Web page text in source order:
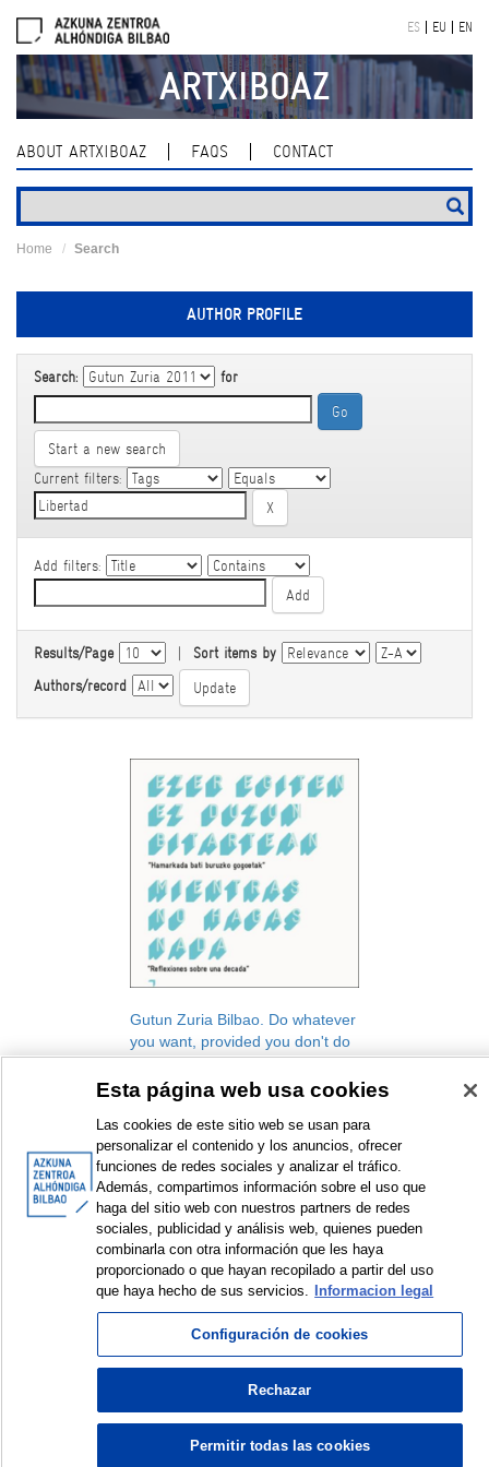
navigation
ES EU EN
ARTXIBOAZ
ABOUT ARTXIBOAZ FAQS CONTACT
Home Search
AUTHOR PROFILE
Search: for
Start a new search
Current filters:
Add filters:
Results/Page | Sort items by
Authors/record
Gutun Zuria Bilbao. Do whatever
you want, provided you don't do
anything. Reflections on a
decade
Literature Festival
Festival
2011
< Items sorted by: 1 to 1 of 1 >
© Azkuna Zentroa - Alhóndiga Bilbao
Esta página web usa cookies
Las cookies de este sitio web se usan para
personalizar el contenido y los anuncios, ofrecer
funciones de redes sociales y analizar el tráfico.
Además, compartimos información sobre el uso que
haga del sitio web con nuestros partners de redes
sociales, publicidad y análisis web, quienes pueden
combinarla con otra información que les haya
proporcionado o que hayan recopilado a partir del uso
que haya hecho de sus servicios.
Informacion legal
Configuración de cookies
Rechazar
Permitir todas las cookies